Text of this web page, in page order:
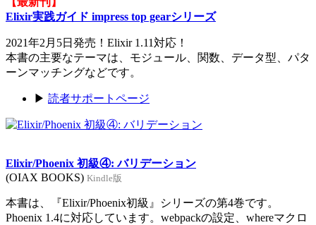
Elixir実践ガイド impress top gearシリーズ
2021年2月5日発売！Elixir 1.11対応！
本書の主要なテーマは、モジュール、関数、データ型、パタ
ーンマッチングなどです。
▶ 読者サポートページ
Elixir/Phoenix 初級④: バリデーション
(OIAX BOOKS) Kindle版
本書は、『Elixir/Phoenix初級』シリーズの第4巻です。
Phoenix 1.4に対応しています。webpackの設定、whereマクロ